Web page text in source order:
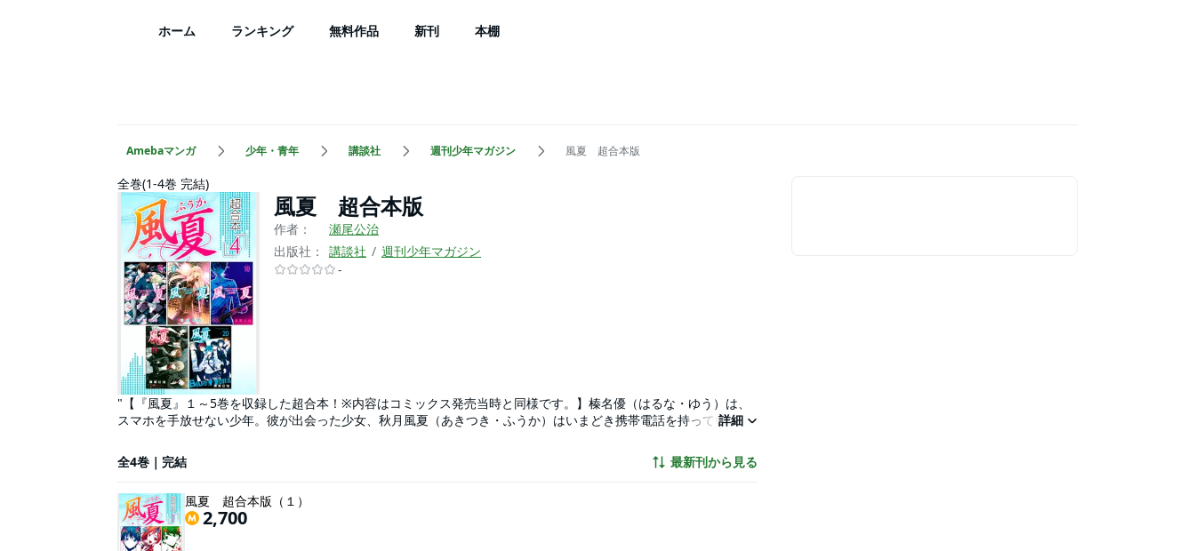
ホーム ランキング 無料作品 新刊 本棚
Amebaマンガ 少年・青年 講談社 週刊少年マガジン 風夏 超合本版
全巻(1-4巻 完結)
風夏 超合本版
作者：
瀬尾公治
出版社：
講談社
週刊少年マガジン
-
"【『風夏』１～5巻を収録した超合本！※内容はコミックス発売当時と同様です。】榛名優（はるな・ゆう）は、
スマホを手放せない少年。彼が出会った少女、秋月風夏（あきつき・ふうか）はいまどき携帯電話を持っていな
小雪のライブへ！ 優は小雪と昔なじみなのを風夏に言えぬままライブの幕が上がる。
詳細
全4巻｜完結 最新刊から見る
風夏 超合本版（１）
2,700